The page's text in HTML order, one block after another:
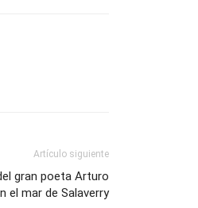
Artículo siguiente
gran poeta Arturo
el mar de Salaverry